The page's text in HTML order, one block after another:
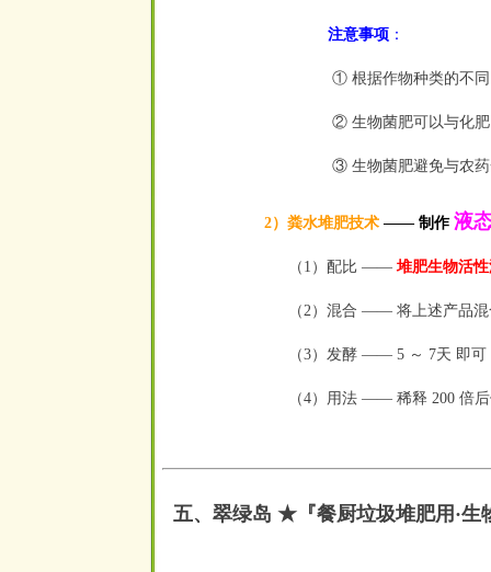
注意事项 ：
① 根据作物种类的不同
② 生物菌肥可以与化
③ 生物菌肥避免与农
2）粪水堆肥技术 —— 制作 液
（1）配比 —— 堆肥生物活
（2）混合 —— 将上述产品
（3）发酵 —— 5 ～ 7天 即
（4）用法 —— 稀释 200 倍
五、翠绿岛 ★『餐厨垃圾堆肥用 ·生